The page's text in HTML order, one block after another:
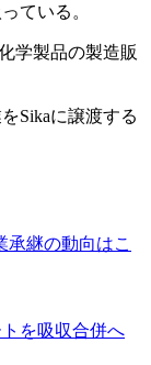
ている。
学製品の製造販
Sikaに譲渡する
継の動向はこ
を吸収合併へ